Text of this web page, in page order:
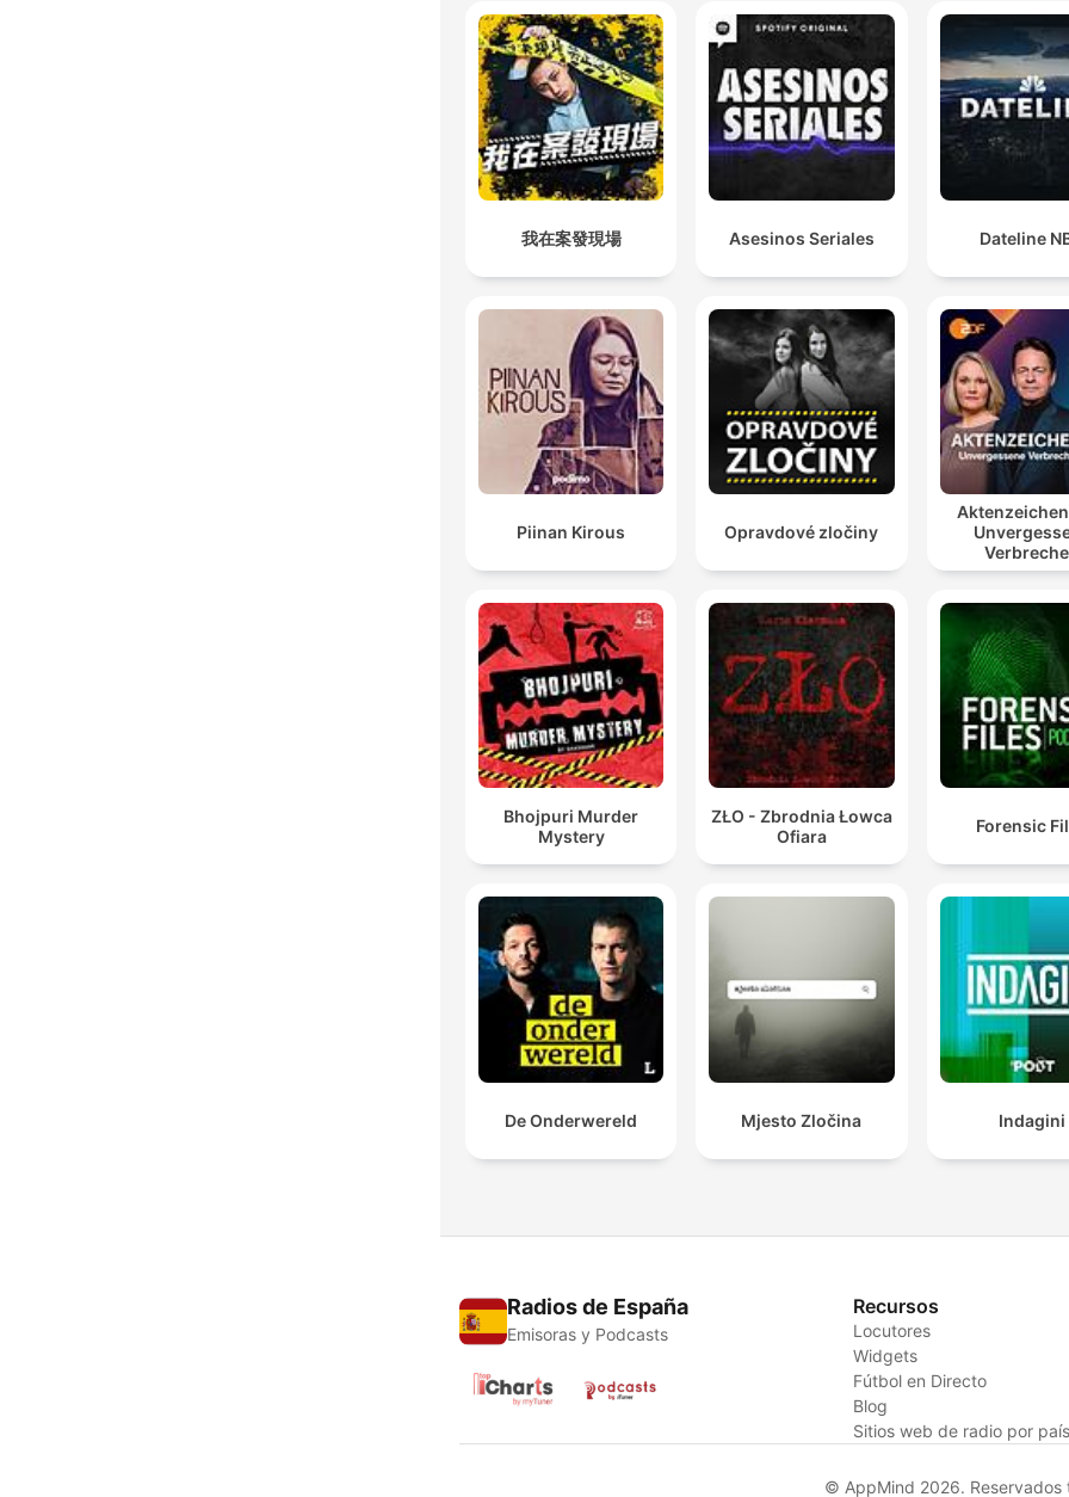
我在案發現場 Asesinos Seriales Dateline
Piinan Kirous Opravdové zločiny
Bhojpuri Murder
Mystery
ZŁO - Zbrodnia Łowca
Ofiara
Forensic
De Onderwereld Mjesto Zločina Indagini
Radios de España
Emisoras y Podcasts
Recursos
Locutores
Widgets
Fútbol en Directo
Blog
Sitios web de radio por
© AppMind 2026. Reservados